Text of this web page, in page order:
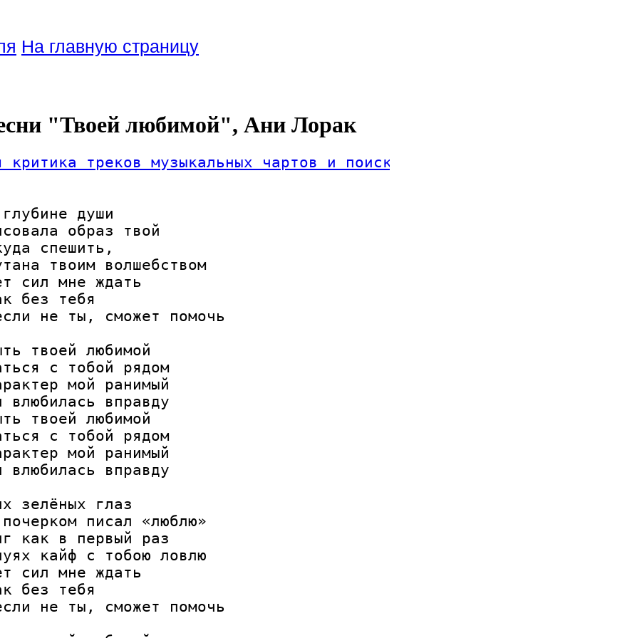
На главную страницу
"Твоей любимой", Ани Лорак
критика треков музыкальных чартов и поиск
души
образ твой
спешить,
твоим волшебством
сил мне ждать
без тебя
не ты, сможет помочь
твоей любимой
с тобой рядом
мой ранимый
вправду
твоей любимой
с тобой рядом
мой ранимый
вправду
зелёных глаз
писал «люблю»
как в первый раз
кайф с тобою ловлю
сил мне ждать
без тебя
не ты, сможет помочь